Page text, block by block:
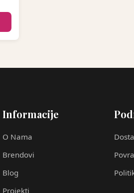
Informacije
O Nama
Brendovi
Blog
Projekti